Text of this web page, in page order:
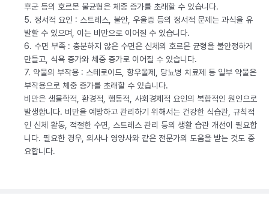
후군 등의 호르몬 불균형은 체중 증가를 초래할 수 있습니다.
5. 정서적 요인 : 스트레스, 불안, 우울증 등의 정서적 문제는 과식을 유
발할 수 있으며, 이는 비만으로 이어질 수 있습니다.
6. 수면 부족 : 충분하지 않은 수면은 신체의 호르몬 균형을 불안정하게
만들고, 식욕 증가와 체중 증가로 이어질 수 있습니다.
7. 약물의 부작용 : 스테로이드, 항우울제, 당뇨병 치료제 등 일부 약물은
부작용으로 체중 증가를 초래할 수 있습니다.
비만은 생물학적, 환경적, 행동적, 사회경제적 요인의 복합적인 원인으로
발생합니다. 비만을 예방하고 관리하기 위해서는 건강한 식습관, 규칙적
인 신체 활동, 적절한 수면, 스트레스 관리 등의 생활 습관 개선이 필요합
니다. 필요한 경우, 의사나 영양사와 같은 전문가의 도움을 받는 것도 중
요합니다.